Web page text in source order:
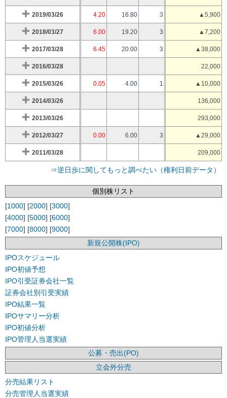
2019/03/26 4.20 16.80 3 ▲5,900
2018/03/27 6.00 19.20 3 ▲7,200
2017/03/28 6.45 20.00 3 ▲38,000
2016/03/28 22,000
2015/03/26 0.05 4.00 1 ▲10,000
2014/03/26 136,000
2013/03/26 293,000
2012/03/27 0.00 6.00 3 ▲29,000
2011/03/28 209,000
⇒逆日歩に関してもっと調べたい（権利日前データ）
個別株リスト
[1000] [2000] [3000]
[4000] [5000] [6000]
[7000] [8000] [9000]
新規公開株(IPO)
IPOスケジュール
IPO初値予想
IPO引受証券会社一覧
証券会社別引受実績
IPO結果一覧
IPOサマリー分析
IPO初値分析
IPO管理人当選実績
公募・売出(PO)
立会外分売
分売結果リスト
分売管理人当選実績